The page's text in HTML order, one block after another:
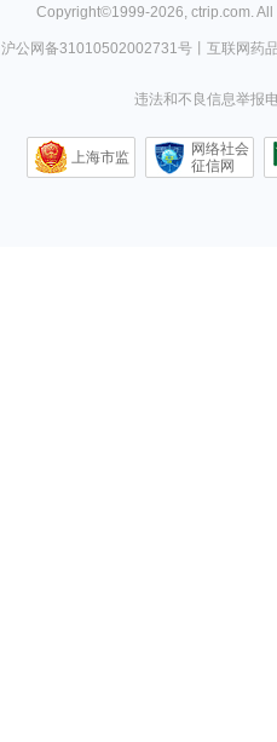
Copyright©1999-2026, ctrip.com.
沪公网备31010502002731号丨 互联网药
违法和不良信息举报
上海市监
网络社会
征信网